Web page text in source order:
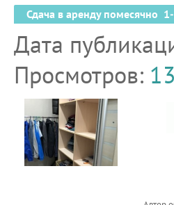
Сдача в аренду помесячно
Дата
Просмотров: